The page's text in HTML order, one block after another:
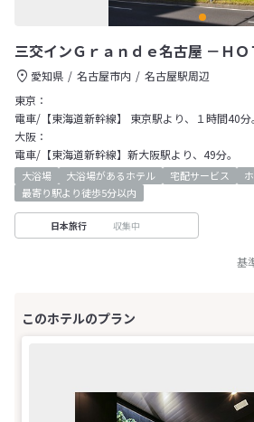
三交インＧｒａｎｄｅ名古屋 －Ｈ
愛知県 名古屋市内
名古屋駅周辺
東京：
電車/【東海道新幹線】 東京駅より、１時間40分。
大阪：
電車/【東海道新幹線】新大阪駅より、49分。
大浴場 大浴場があるホテル 宅配サービス
最寄り駅より徒歩5分以内
日本旅行 収集中
基